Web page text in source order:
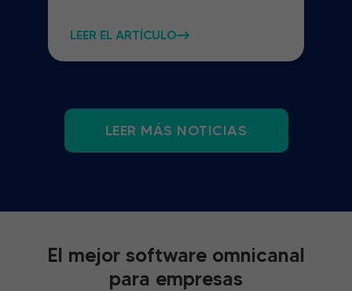
LEER EL ARTÍCULO
LEER MÁS NOTICIAS
El mejor software omnicanal
para empresas